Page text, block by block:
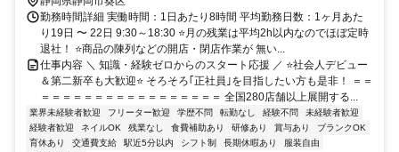
勤務時間詳細 実働時間：1日あたり8時間 平均勤務日数：1ヶ月あた
り19日 〜 22日 9:30～18:30 ⭐月の残業は平均2h以内なのでほぼ定時
退社！ ⭐商品の陳列などの開店・閉店作業が 無い...
仕事内容 ＼ 知識・経験ゼロからのスタート応援 ／ ⭐社会人デビュー
＆第二新卒も大歓迎⭐ そろそろ｢正社員｣を目指したい方も是非！ ＝＝
＝＝＝＝＝＝＝＝＝＝＝＝＝＝＝＝＝ 全国280店舗以上展開する...
業界未経験者歓迎 フリーター歓迎 学歴不問 転勤なし 経験不問
未経験者歓迎
経験者歓迎
ネイルOK 残業なし 食費補助あり 研修あり 賞与あり
ブランクOK
育休あり
交通費支給 駅近5分以内 シフト制 長期休暇あり
服装自由